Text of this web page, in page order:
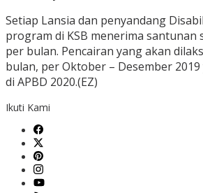
Setiap Lansia dan penyandang
program di KSB menerima santunan
per bulan. Pencairan yang akan
bulan, per Oktober – Desember
di APBD 2020.(EZ)
Ikuti Kami